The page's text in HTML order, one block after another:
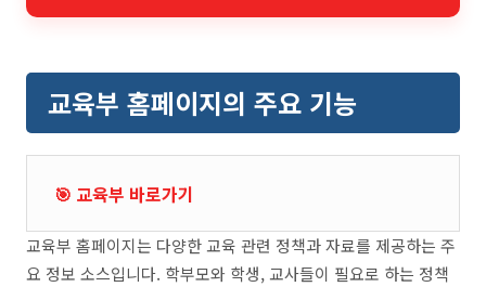
교육부 홈페이지의 주요 기능
🎯 교육부 바로가기
교육부 홈페이지는 다양한 교육 관련 정책과 자료를 제공하는 주
요 정보 소스입니다. 학부모와 학생, 교사들이 필요로 하는 정책